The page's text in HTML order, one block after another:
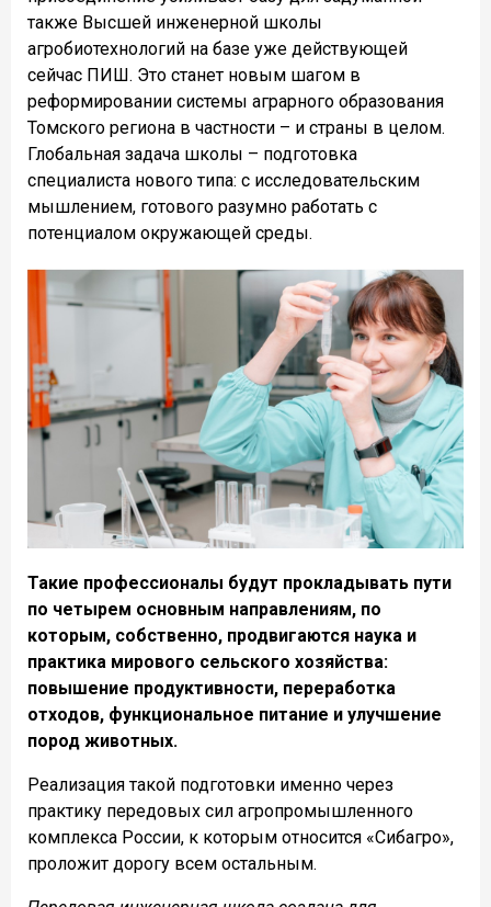
также Высшей инженерной школы
агробиотехнологий на базе уже действующей
сейчас ПИШ. Это станет новым шагом в
реформировании системы аграрного образования
Томского региона в частности – и страны в целом.
Глобальная задача школы – подготовка
специалиста нового типа: с исследовательским
мышлением, готового разумно работать с
потенциалом окружающей среды.
Такие профессионалы будут прокладывать пути
по четырем основным направлениям, по
которым, собственно, продвигаются наука и
практика мирового сельского хозяйства:
повышение продуктивности, переработка
отходов, функциональное питание и улучшение
пород животных.
Реализация такой подготовки именно через
практику передовых сил агропромышленного
комплекса России, к которым относится «Сибагро»,
проложит дорогу всем остальным.